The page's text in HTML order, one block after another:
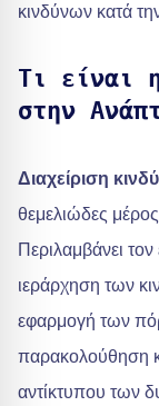
κινδύνων κατά
Τι είναι
στην
Διαχείριση
θεμελιώδες
Περιλαμβάνει
ιεράρχηση των
εφαρμογή των
παρακολούθηση
αντίκτυπου των